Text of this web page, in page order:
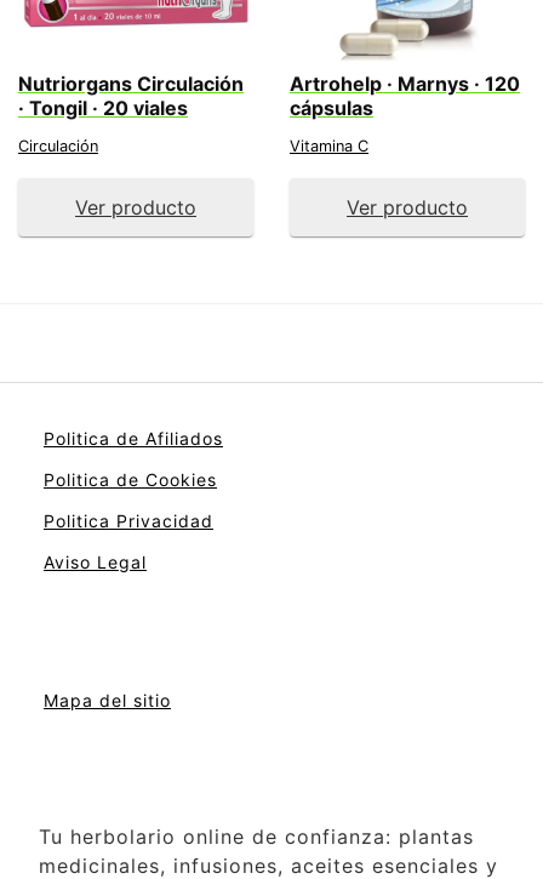
Nutriorgans Circulación
· Tongil · 20 viales
Circulación
Ver producto
Artrohelp · Marnys · 120
cápsulas
Vitamina C
Ver producto
Politica de Afiliados
Politica de Cookies
Politica Privacidad
Aviso Legal
Mapa del sitio
Tu herbolario online de confianza: plantas
medicinales, infusiones, aceites esenciales y